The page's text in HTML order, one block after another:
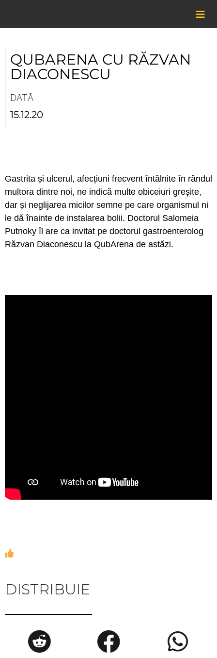
content
QUBARENA CU RĂZVAN
DIACONESCU
DATĂ
15.12.20
Gastrita și ulcerul, afecțiuni frecvent întâlnite în rândul
multora dintre noi, ne indică multe obiceiuri greșite,
dar și neglijarea micilor semne pe care organismul ni
le dă înainte de instalarea bolii. Doctorul Salomeia
Putnoky îl are ca invitat pe doctorul gastroenterolog
Răzvan Diaconescu la QubArena de astăzi.
DISTRIBUIE